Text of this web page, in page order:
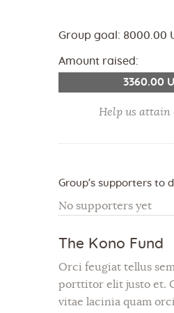
Group goal: 8000.00
Amount raised:
3360.00
Help us attain
Group's supporters to
No supporters yet
The Kono Fund
Orci feugiat tellus
porttitor elit justo et.
vitae lacinia quam